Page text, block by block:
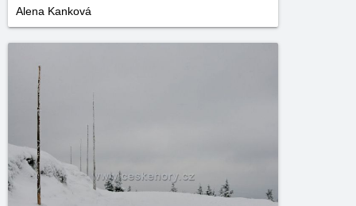
Alena Kanková